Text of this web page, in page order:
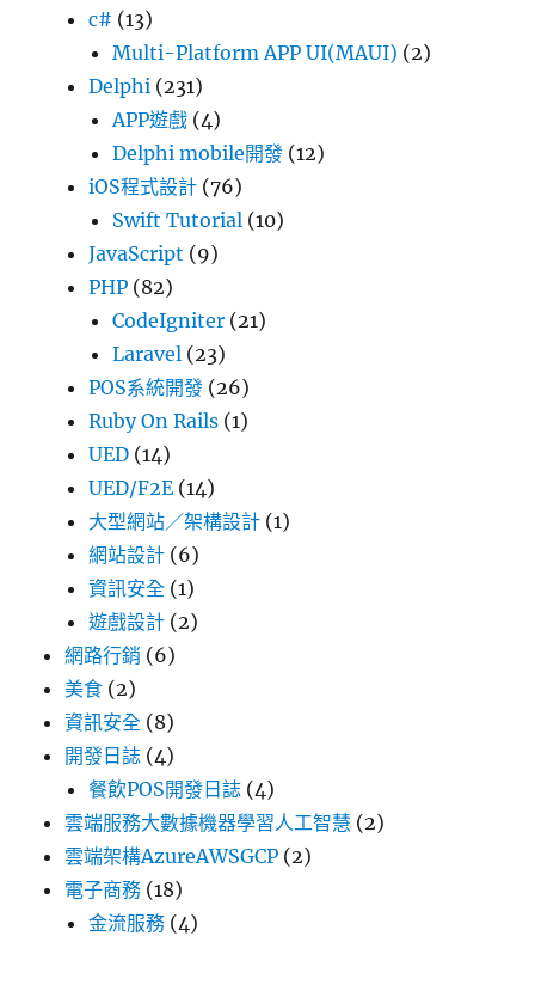
c# (13)
Multi-Platform APP UI(MAUI) (2)
Delphi (231)
APP遊戲 (4)
Delphi mobile開發 (12)
iOS程式設計 (76)
Swift Tutorial (10)
JavaScript (9)
PHP (82)
CodeIgniter (21)
Laravel (23)
POS系統開發 (26)
Ruby On Rails (1)
UED (14)
UED/F2E (14)
大型網站／架構設計 (1)
網站設計 (6)
資訊安全 (1)
遊戲設計 (2)
網路行銷 (6)
美食 (2)
資訊安全 (8)
開發日誌 (4)
餐飲POS開發日誌 (4)
雲端服務大數據機器學習人工智慧 (2)
雲端架構AzureAWSGCP (2)
電子商務 (18)
金流服務 (4)